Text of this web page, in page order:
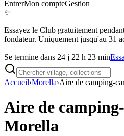
EntrerMon compteGestion
✨
Essayez le Club gratuitement
fondateur. Uniquement jusqu'au 31
Se termine dans 24 j 22 h 23 min
Accueil›Morella›Aire de camping-
Aire de
Morella